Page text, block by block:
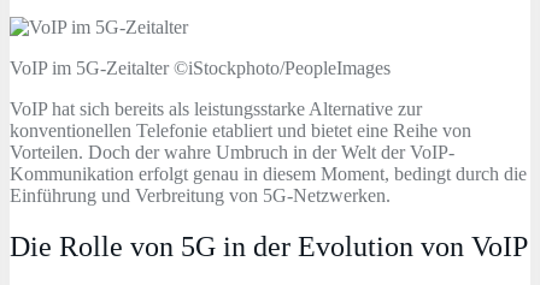
VoIP im 5G-Zeitalter ©iStockphoto/PeopleImages
VoIP hat sich bereits als leistungsstarke Alternative zur
konventionellen Telefonie etabliert und bietet eine Reihe von
Vorteilen. Doch der wahre Umbruch in der Welt der VoIP-
Kommunikation erfolgt genau in diesem Moment, bedingt durch die
Einführung und Verbreitung von 5G-Netzwerken.
Die Rolle von 5G in der Evolution von VoIP